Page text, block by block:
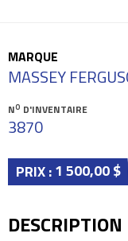
MARQUE
MASSEY
NO D'INVENTAIRE
3870
PRIX :1 500,00 $
DESCRIPTION